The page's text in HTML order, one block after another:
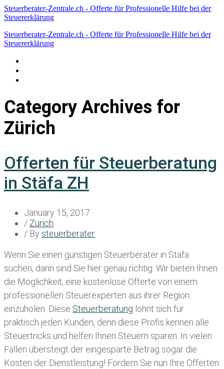
Steuerberater-Zentrale.ch - Offerte für Professionelle Hilfe bei der
Steuererklärung
Steuerberater-Zentrale.ch - Offerte für Professionelle Hilfe bei der
Steuererklärung
Category Archives for
Zürich
Offerten für Steuerberatung
in Stäfa ZH
January 15, 2017
/ Zürich
/ By steuerberater
Wenn Sie einen günstigen Steuerberater in Stäfa
suchen, dann sind Sie hier genau richtig. Wir bieten Ihnen
die Möglichkeit, eine kostenlose Offerte von einem
professionellen Steuerexperten aus ihrer Region
einzuholen. Diese Steuerberatung lohnt sich für
praktisch jeden Kunden, denn diese Profis kennen alle
Steuertricks und helfen Ihnen Steuern sparen. In vielen
Fällen übersteigt der eingesparte Betrag sogar die
Kosten der Dienstleistung! Fordern Sie nun Ihre Offerten